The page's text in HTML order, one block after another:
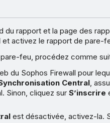
du rapport et la page des
et activez le rapport de pare-
feu, procédez comme
du Sophos Firewall pour
Central ,
Sinon, cliquez surS’inscrire
est désactivée, activez-la.